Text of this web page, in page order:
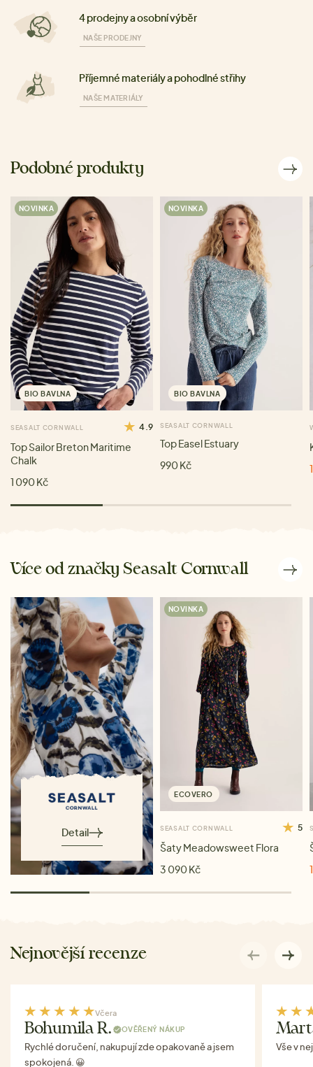
4 prodejny a osobní výběr
NAŠE PRODEJNY
Příjemné materiály a pohodlné střihy
NAŠE MATERIÁLY
Podobné produkty
NOVINKA
BIO BAVLNA
SEASALT CORNWALL 4.9
Top Sailor Breton Maritime
Chalk
1 090 Kč
NOVINKA
BIO BAVLNA
SEASALT CORNWALL
Top Easel Estuary
990 Kč
Více od značky Seasalt Cornwall
Detail
NOVINKA
ECOVERO
SEASALT CORNWALL 5
Šaty Meadowsweet Flora
3 090 Kč
Nejnovější recenze
Včera
Bohumila R. OVĚŘENÝ NÁKUP
Rychlé doručení, nakupují zde opakovaně a jsem
spokojená. 😀
Vše v